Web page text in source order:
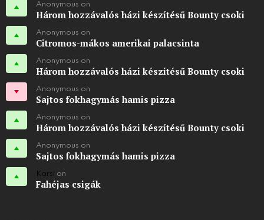
Anonymous on
Három hozzávalós házi készítésű Bounty csoki
Anonymous on
Citromos-mákos amerikai palacsinta
Anonymous on
Három hozzávalós házi készítésű Bounty csoki
Anonymous on
Sajtos fokhagymás hamis pizza
Anonymous on
Három hozzávalós házi készítésű Bounty csoki
Anonymous on
Sajtos fokhagymás hamis pizza
Karsi on
Fahéjas csigák